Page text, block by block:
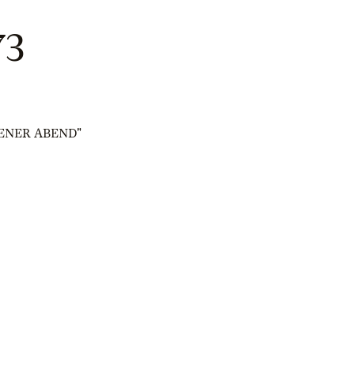
ABEND"